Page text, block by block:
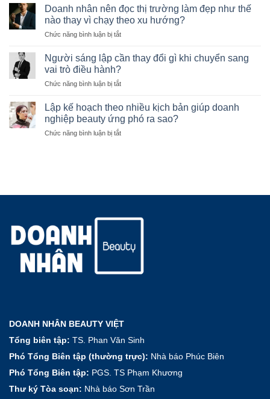
lãnh
đạo
phải
lý
mọi
việc?
thiết
kế
cơ
cấu
chức
phù
với
nghiệp
đang
triển
Doanh nhân nên đọc thị trường làm đẹp như thế
nào thay vì chạy theo xu hướng?
Chức năng bình luận bị tắtở
nhân
thị
làm
đẹp
như
thế
xu
Người sáng lập cần thay đổi gì khi chuyển sang
vai trò điều hành?
Chức năng bình luận bị tắtở
sáng
cần
thay
vai
điều
Lập kế hoạch theo nhiều kịch bản giúp doanh
nghiệp beauty ứng phó ra sao?
Chức năng bình luận bị tắtở
kịch
beauty
ra
DOANH NHÂN BEAUTY VIỆT
Tổng biên tập: TS. Phan Văn Sinh
Phó Tổng Biên tập (thường trực): Nhà báo Phúc Biên
Phó Tổng Biên tập: PGS. TS Phạm Khương
Thư ký Tòa soạn: Nhà báo Sơn Trần